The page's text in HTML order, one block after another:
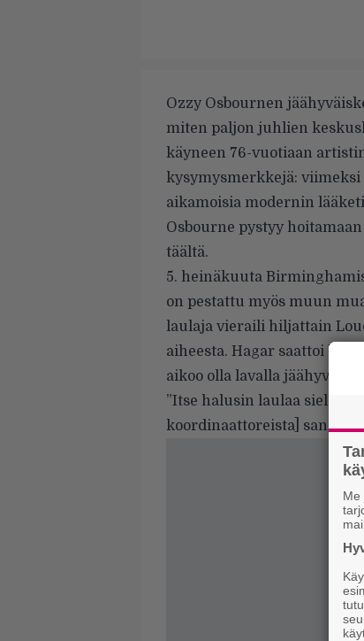
Ozzy Osbournen
miten paljon juhlien
käyneen 76-vuotiaan
kysymysmerkkejä:
aikamoisia modernin
Osbourne pystyy
täältä.
5. heinäkuuta
on pestattu myös muun
laulaja vieraili hiljattain
aiheesta. Hagar saattoi
aikoo olla lavalla
”Itse halusin laulaa siellä
koordinaattoreista] sanoi,
Me